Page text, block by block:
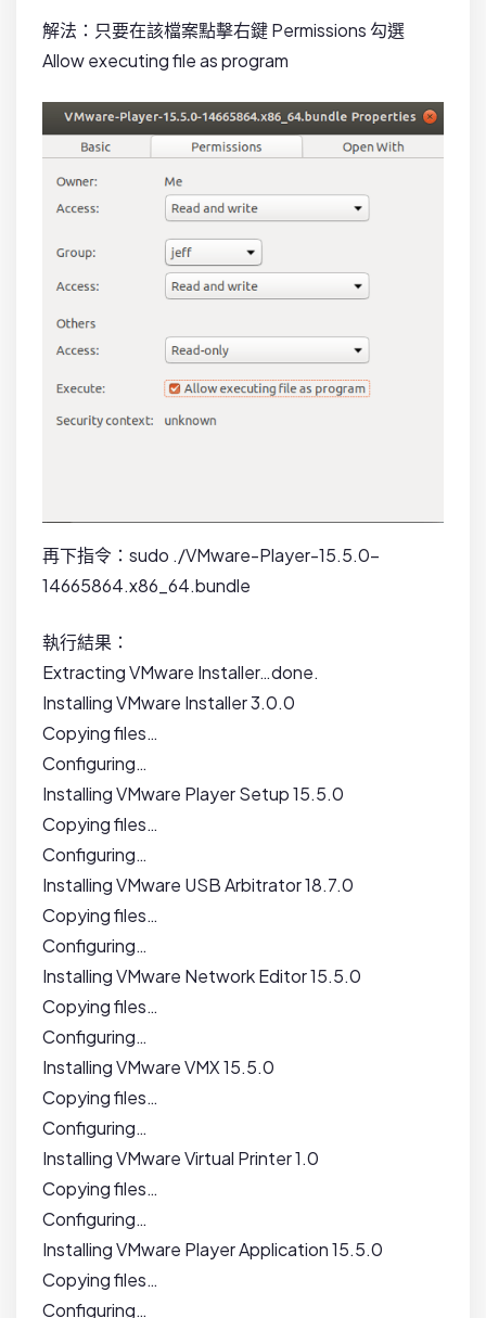
解法：只要在該檔案點擊右鍵 Permissions 勾選
Allow executing file as program
再下指令：sudo ./VMware-Player-15.5.0-
14665864.x86_64.bundle
執行結果：
Extracting VMware Installer…done.
Installing VMware Installer 3.0.0
Copying files…
Configuring…
Installing VMware Player Setup 15.5.0
Copying files…
Configuring…
Installing VMware USB Arbitrator 18.7.0
Copying files…
Configuring…
Installing VMware Network Editor 15.5.0
Copying files…
Configuring…
Installing VMware VMX 15.5.0
Copying files…
Configuring…
Installing VMware Virtual Printer 1.0
Copying files…
Configuring…
Installing VMware Player Application 15.5.0
Copying files…
Configuring…